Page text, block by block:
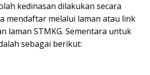
kedinasan dilakukan secara
mendaftar melalui laman atau link
laman STMKG. Sementara untuk
sebagai berikut: